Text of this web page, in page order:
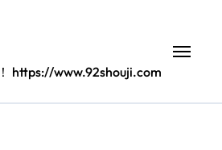
https://www.92shouji.com